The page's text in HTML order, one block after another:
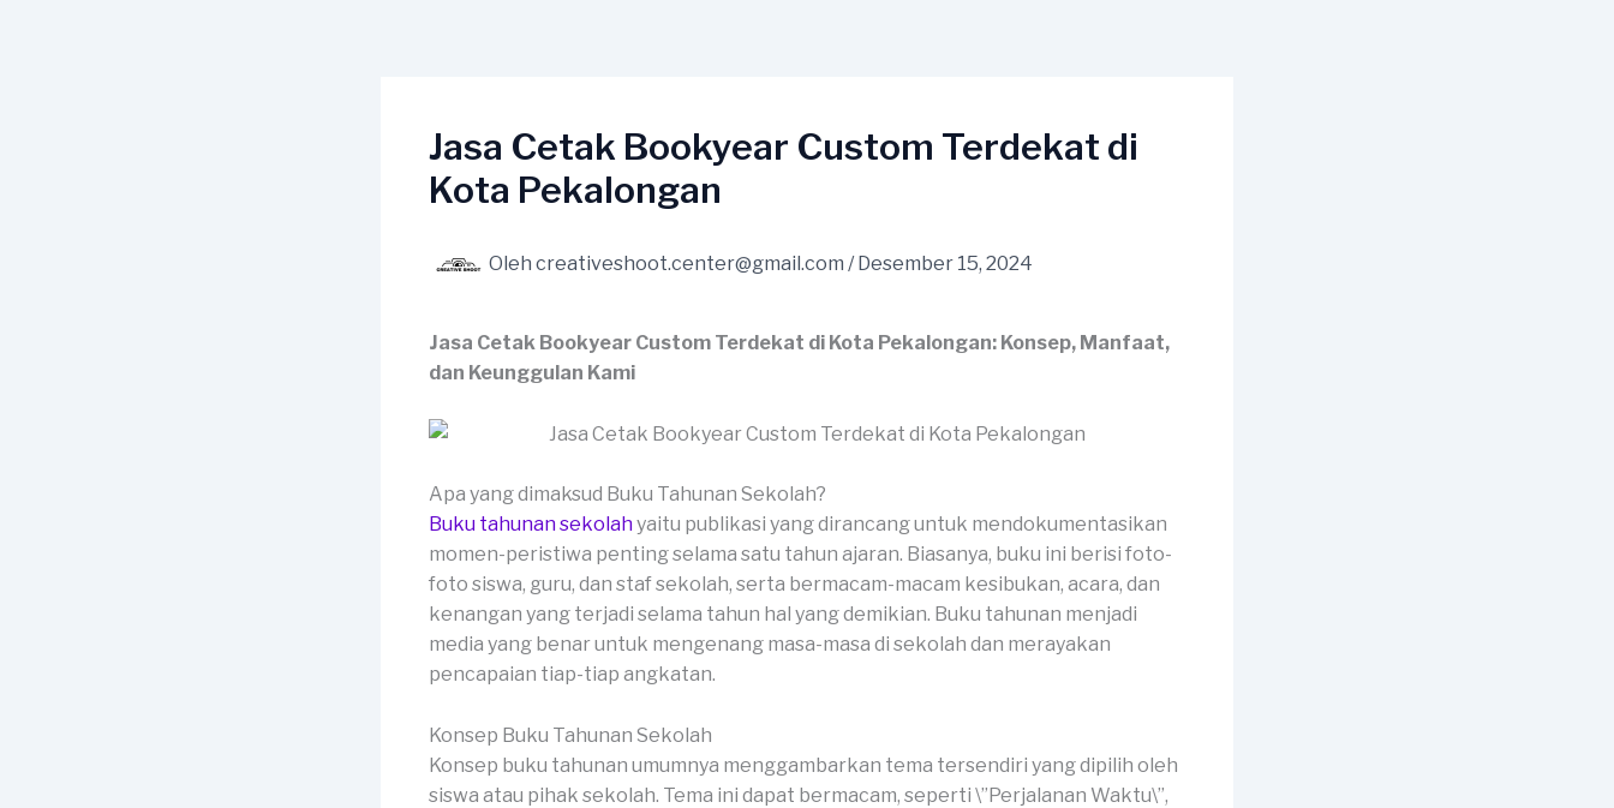
Jasa Cetak Bookyear Custom Terdekat di
Kota Pekalongan
Oleh creativeshoot.center@gmail.com / Desember 15, 2024
Jasa Cetak Bookyear Custom Terdekat di Kota Pekalongan: Konsep, Manfaat,
dan Keunggulan Kami
Apa yang dimaksud Buku Tahunan Sekolah?
Buku tahunan sekolahyaitu publikasi yang dirancang untuk mendokumentasikan
momen-peristiwa penting selama satu tahun ajaran. Biasanya, buku ini berisi foto-
foto siswa, guru, dan staf sekolah, serta bermacam-macam kesibukan, acara, dan
kenangan yang terjadi selama tahun hal yang demikian. Buku tahunan menjadi
media yang benar untuk mengenang masa-masa di sekolah dan merayakan
pencapaian tiap-tiap angkatan.
Konsep Buku Tahunan Sekolah
Konsep buku tahunan umumnya menggambarkan tema tersendiri yang dipilih oleh
siswa atau pihak sekolah. Tema ini dapat bermacam, seperti \”Perjalanan Waktu\”,